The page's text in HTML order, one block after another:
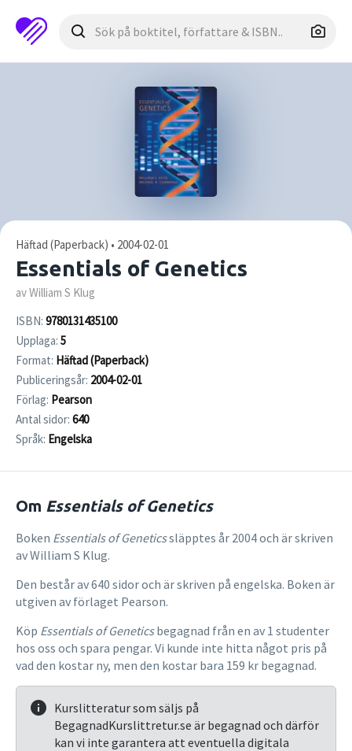
Häftad (Paperback) • 2004-02-01
Essentials of Genetics
av William S Klug
ISBN: 9780131435100
Upplaga: 5
Format: Häftad (Paperback)
Publiceringsår: 2004-02-01
Förlag: Pearson
Antal sidor: 640
Språk: Engelska
Om Essentials of Genetics
Boken Essentials of Geneticssläpptes år 2004 och är skriven
av William S Klug.
Den består av 640 sidor och är skriven på engelska. Boken är
utgiven av förlaget Pearson.
Köp Essentials of Geneticsbegagnad från en av 1 studenter
hos oss och spara pengar. Vi kunde inte hitta något pris på
vad den kostar ny, men den kostar bara 159 kr begagnad.
Kurslitteratur som säljs på
BegagnadKurslittretur.se är begagnad och därför
kan vi inte garantera att eventuella digitala